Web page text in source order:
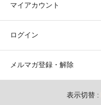
マイアカウント
ログイン
メルマガ登録・解除
表示切替 :